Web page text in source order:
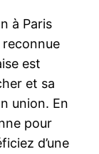
à Paris
est
et sa
union. En
pour
d’une